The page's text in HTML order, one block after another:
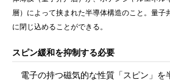
層）によって挟まれた半導体構造のこと。量子
に閉じ込めることができる。
スピン緩和を抑制する必要
電子の持つ磁気的な性質「スピン」を